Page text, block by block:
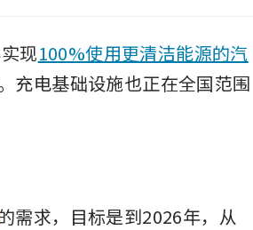
weakens
现100%使用更清洁能源的汽
充电基础设施也正在全国范围
需求，目标是到2026年，从